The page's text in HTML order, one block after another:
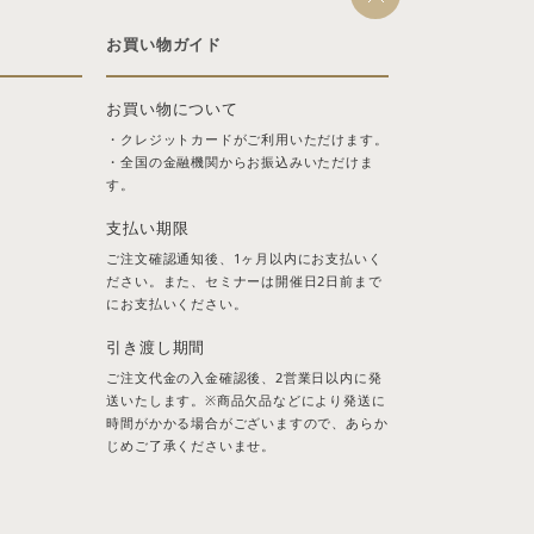
お買い物ガイド
お買い物について
・クレジットカードがご利用いただけます。
・全国の金融機関からお振込みいただけま
す。
支払い期限
ご注文確認通知後、1ヶ月以内にお支払いく
ださい。また、セミナーは開催日2日前まで
にお支払いください。
引き渡し期間
ご注文代金の入金確認後、2営業日以内に発
送いたします。※商品欠品などにより発送に
時間がかかる場合がございますので、あらか
じめご了承くださいませ。